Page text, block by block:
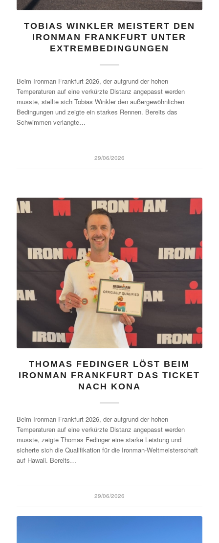
TOBIAS WINKLER MEISTERT DEN
IRONMAN FRANKFURT UNTER
EXTREMBEDINGUNGEN
Beim Ironman Frankfurt 2026, der aufgrund der hohen
Temperaturen auf eine verkürzte Distanz angepasst werden
musste, stellte sich Tobias Winkler den außergewöhnlichen
Bedingungen und zeigte ein starkes Rennen. Bereits das
Schwimmen verlangte…
29/06/2026
THOMAS FEDINGER LÖST BEIM
IRONMAN FRANKFURT DAS TICKET
NACH KONA
Beim Ironman Frankfurt 2026, der aufgrund der hohen
Temperaturen auf eine verkürzte Distanz angepasst werden
musste, zeigte Thomas Fedinger eine starke Leistung und
sicherte sich die Qualifikation für die Ironman-Weltmeisterschaft
auf Hawaii. Bereits…
29/06/2026